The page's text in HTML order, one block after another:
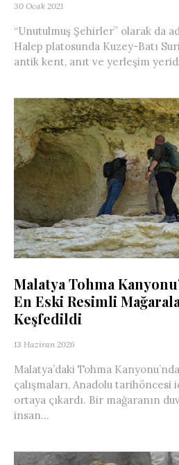
30 Ocak 2021
“Unutulmuş Şehirler” olarak da
Halep platosunda Kuzey-Batı
antik kent, anıt ve yerleşim
Malatya Tohma
En Eski Resimli
Keşfedildi
13 Haziran 2026
Malatya’daki Tohma
çalışmaları, Anadolu
ortaya çıkardı. Bir mağaranın
insan...